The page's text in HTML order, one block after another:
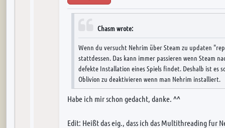
Chasm wrote:
Wenn du versucht Nehrim über Steam zu updaten
stattdessen. Das kann immer passieren wenn Steam
defekte Installation eines Spiels findet. Deshalb ist es
Oblivion zu deaktivieren wenn man Nehrim installiert.
Habe ich mir schon gedacht, danke. ^^
Edit: Heißt das eig., dass ich das Multithreading fur